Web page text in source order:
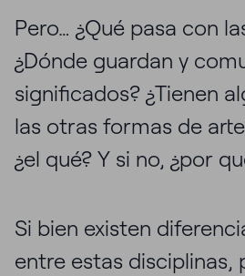
Pero… ¿Qué pasa con
¿Dónde guardan y
significados? ¿Tienen
las otras formas de
¿el qué? Y si no, ¿por
Si bien existen
entre estas disciplinas,